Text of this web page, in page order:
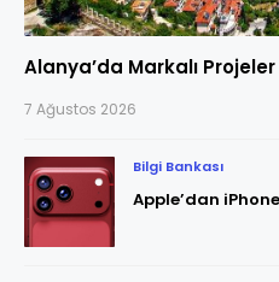
Alanya’da Markalı Projeler
7 Ağustos 2026
Bilgi Bankası
Apple’dan